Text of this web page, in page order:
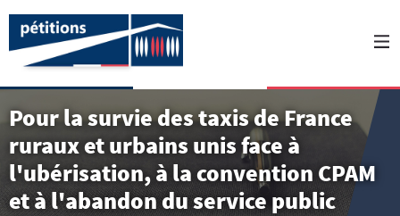
Pour la survie des taxis de France
ruraux et urbains unis face à
l'ubérisation, à la convention CPAM
et à l'abandon du service public